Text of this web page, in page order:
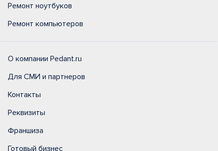
Ремонт ноутбуков
Ремонт компьютеров
О компании Pedant.ru
Для СМИ и партнеров
Контакты
Реквизиты
Франшиза
Готовый бизнес